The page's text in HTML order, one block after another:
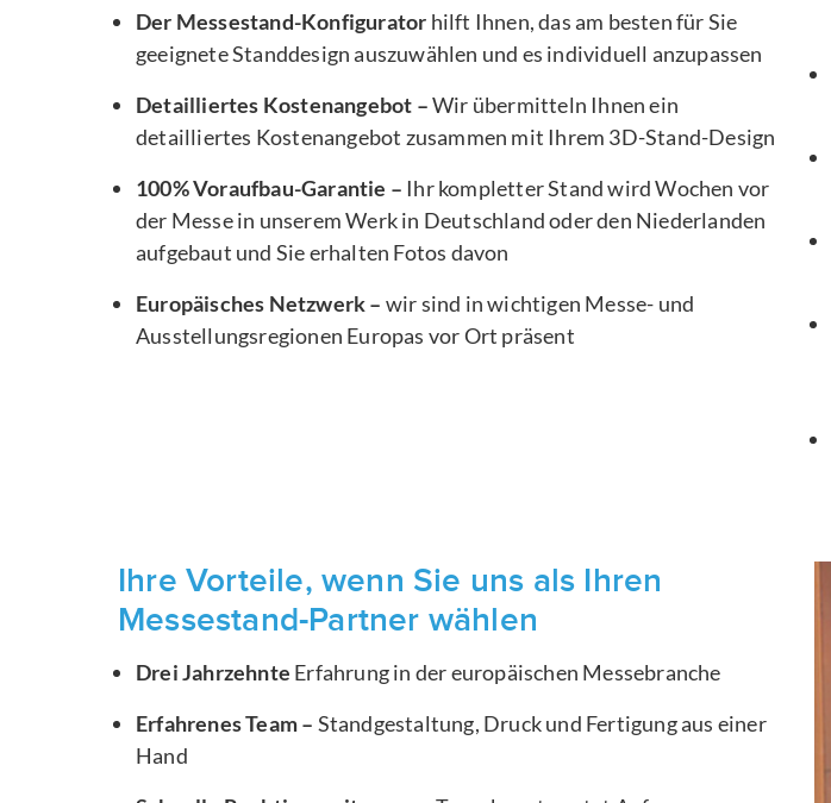
Der Messestand-Konfigurator hilft Ihnen, das am besten für Sie
geeignete Standdesign auszuwählen und es individuell anzupassen
Detailliertes Kostenangebot –Wir übermitteln Ihnen ein
detailliertes Kostenangebot zusammen mit Ihrem 3D-Stand-Design
100% Voraufbau-Garantie – Ihr kompletter Stand wird Wochen vor
der Messe in unserem Werk in Deutschland oder den Niederlanden
aufgebaut und Sie erhalten Fotos davon
Europäisches Netzwerk – wir sind in wichtigen Messe- und
Ausstellungsregionen Europas vor Ort präsent
Ihre Vorteile, wenn Sie uns als Ihren
Messestand-Partner wählen
Drei Jahrzehnte Erfahrung in der europäischen Messebranche
Erfahrenes Team – Standgestaltung, Druck und Fertigung aus einer
Hand